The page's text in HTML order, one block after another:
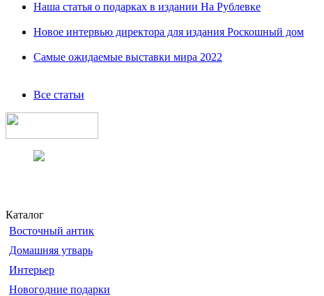
Наша статья о подарках в издании На Рублевке
Новое интервью директора для издания Роскошный дом
Самые ожидаемые выставки мира 2022
Все статьи
Каталог
Восточный антик
Домашняя утварь
Интерьер
Новогодние подарки